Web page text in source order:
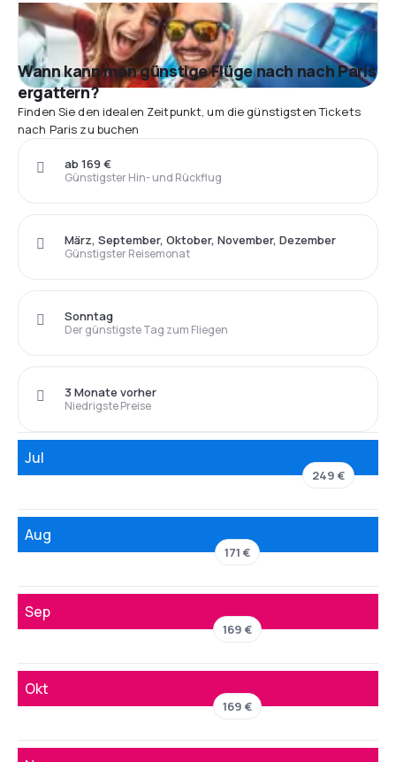
Wann kann man günstige Flüge nach nach Paris
ergattern?
Finden Sie den idealen Zeitpunkt, um die günstigsten Tickets
nach Paris zu buchen
Günstigster Hin- und Rückflug
ab 169 €
Günstigster Reisemonat
März, September, Oktober, November, Dezember
Der günstigste Tag zum Fliegen
Sonntag
Niedrigste Preise
3 Monate vorher
Jul
249 €
Aug
171 €
Sep
169 €
Okt
169 €